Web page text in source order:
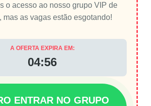
o acesso ao nosso grupo VIP de
mas as vagas estão esgotando!
A OFERTA EXPIRA EM:
04:55
ENTRAR NO GRUPO